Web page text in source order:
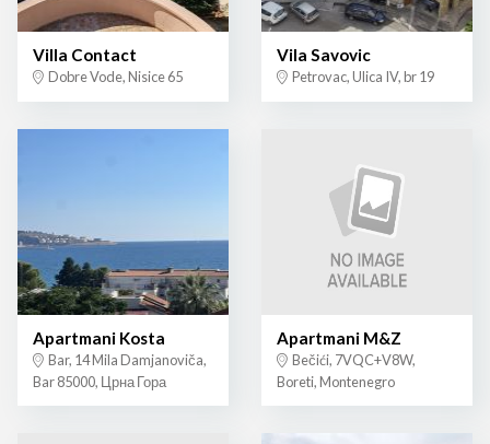
Villa Contact
Dobre Vode, Nisice 65
Vila Savovic
Petrovac, Ulica IV, br 19
Apartmani Kosta
Bar, 14 Mila Damjanoviča,
Bar 85000, Црна Гора
Apartmani M&Z
Bečići, 7VQC+V8W,
Boreti, Montenegro